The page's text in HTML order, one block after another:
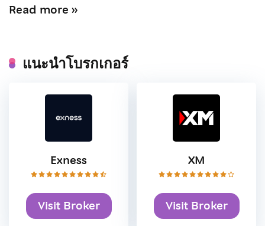
Read more »
แนะนำโบรกเกอร์
Exness
Visit Broker
XM
Visit Broker